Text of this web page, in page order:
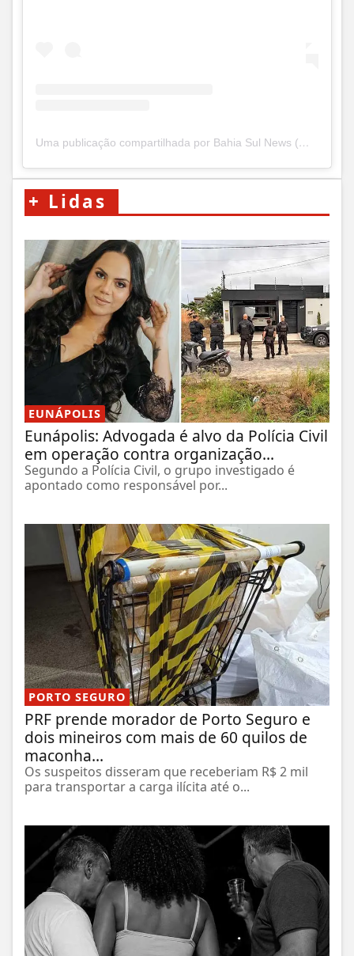
Uma publicação compartilhada por Bahia Sul News (@bahiasul.news)
+ Lidas
EUNÁPOLIS
Eunápolis: Advogada é alvo da Polícia Civil
em operação contra organização...
Segundo a Polícia Civil, o grupo investigado é
apontado como responsável por...
PORTO SEGURO
PRF prende morador de Porto Seguro e
dois mineiros com mais de 60 quilos de
maconha...
Os suspeitos disseram que receberiam R$ 2 mil
para transportar a carga ilícita até o...